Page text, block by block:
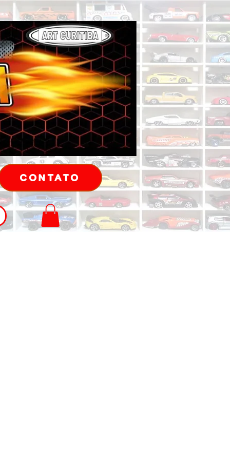
CONTATO